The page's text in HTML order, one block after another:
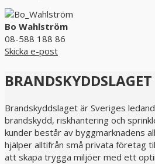
Bo Wahlström
08-588 188 86
Skicka e-post
BRANDSKYDDSLAGET
Brandskyddslaget är Sveriges
brandskydd, riskhantering och
kunder består av byggmarknadens
hjälper alltifrån små privata företag
att skapa trygga miljöer med ett